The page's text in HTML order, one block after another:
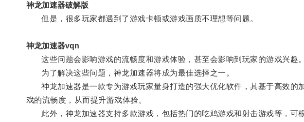
神龙加速器破解版
但是，很多玩家都遇到了游戏卡顿或游戏画质不理想等问题。
神龙加速器vqn
这些问题会影响游戏的流畅度和游戏体验，甚至会影响到玩家的游戏兴趣。
为了解决这些问题，神龙加速器将成为最佳选择之一。
神龙加速器是一款专为游戏玩家量身打造的强大优化软件，其基于高效的
戏的流畅度，从而提升游戏体验。
此外，神龙加速器支持多款游戏，包括热门的吃鸡游戏和射击游戏等，可